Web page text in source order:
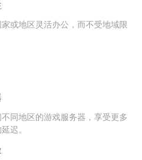
或地区灵活办公，而不受地域限
同地区的游戏服务器，享受更多
迟。